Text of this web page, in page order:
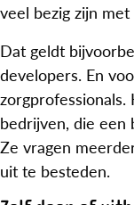
veel bezig zijn
Dat geldt
developers. En
zorgprofessionals.
bedrijven, die een
Ze vragen
uit te besteden.